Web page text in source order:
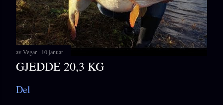
avVegar 10 januar
GJEDDE 20,3 KG
Del